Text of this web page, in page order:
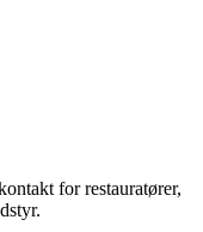
for restauratører,